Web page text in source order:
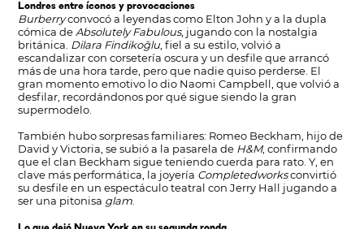
Londres entre íconos y provocaciones
Burberryconvocó a leyendas como Elton John y a la dupla
cómica de Absolutely Fabulous, jugando con la nostalgia
británica. Dilara Findikoğlu , fiel a su estilo, volvió a
escandalizar con corsetería oscura y un desfile que arrancó
más de una hora tarde, pero que nadie quiso perderse. El
gran momento emotivo lo dio Naomi Campbell, que volvió a
desfilar, recordándonos por qué sigue siendo la gran
supermodelo.
También hubo sorpresas familiares: Romeo Beckham, hijo de
David y Victoria, se subió a la pasarela de H&M, confirmando
que el clan Beckham sigue teniendo cuerda para rato. Y, en
clave más performática, la joyería Completedworksconvirtió
su desfile en un espectáculo teatral con Jerry Hall jugando a
ser una pitonisa glam